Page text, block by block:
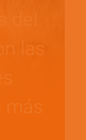
las
más